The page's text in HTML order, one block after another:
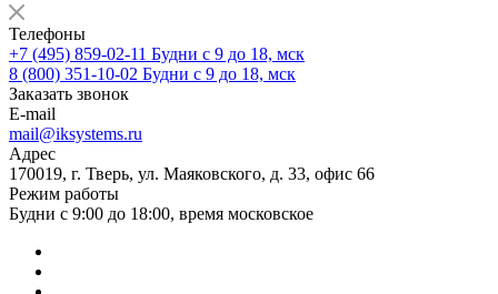
Телефоны
+7 (495) 859-02-11 Будни с 9 до 18, мск
8 (800) 351-10-02 Будни с 9 до 18, мск
Заказать звонок
E-mail
mail@iksystems.ru
Адрес
170019, г. Тверь, ул. Маяковского, д. 33, офис 66
Режим работы
Будни с 9:00 до 18:00, время московское